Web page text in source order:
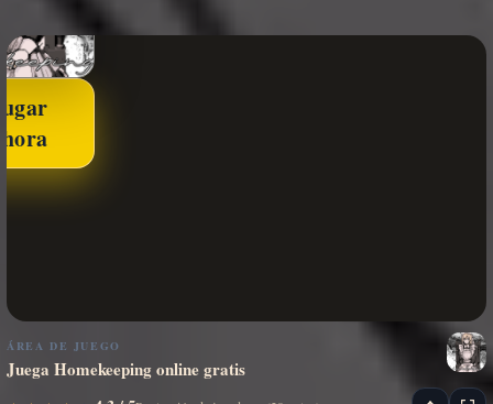
ÁREA DE JUEGO
Juega Homekeeping online gratis